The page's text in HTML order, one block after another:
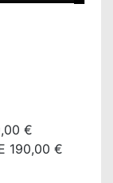
€
190,00 €